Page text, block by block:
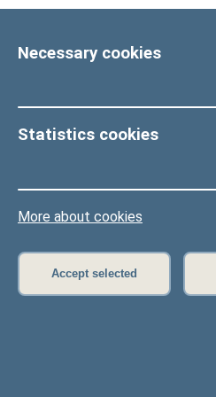
Necessary cookies
Statistics cookies
More about cookies
Accept selected
Sitting in
Home>Plenary
06/04/